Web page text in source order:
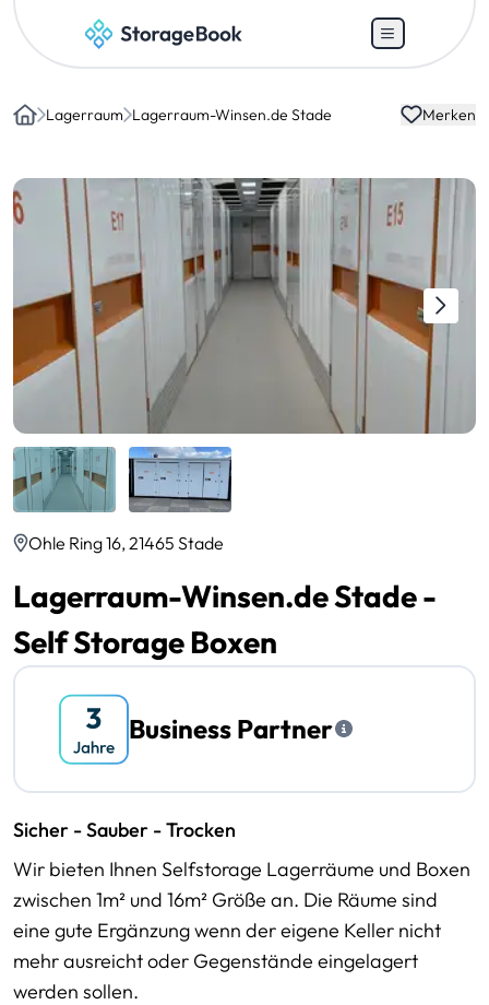
Lagerraum Lagerraum-Winsen.de Stade Merken
Ohle Ring 16, 21465 Stade
Lagerraum-Winsen.de Stade -
Self Storage Boxen
Business Partner
Sicher - Sauber - Trocken
Wir bieten Ihnen Selfstorage Lagerräume und Boxen
zwischen 1m² und 16m² Größe an. Die Räume sind
eine gute Ergänzung wenn der eigene Keller nicht
mehr ausreicht oder Gegenstände eingelagert
werden sollen.